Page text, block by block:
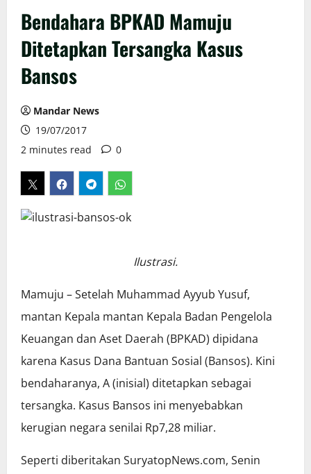
Bendahara BPKAD Mamuju
Ditetapkan Tersangka Kasus
Bansos
Mandar News
19/07/2017
2 minutes read
0
Ilustrasi.
Mamuju – Setelah Muhammad Ayyub Yusuf,
mantan Kepala mantan Kepala Badan Pengelola
Keuangan dan Aset Daerah (BPKAD) dipidana
karena Kasus Dana Bantuan Sosial (Bansos). Kini
bendaharanya, A (inisial) ditetapkan sebagai
tersangka. Kasus Bansos ini menyebabkan
kerugian negara senilai Rp7,28 miliar.
Seperti diberitakan SuryatopNews.com, Senin